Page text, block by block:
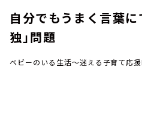
自分でもうまく言葉に
独」問題
ベビーのいる生活～迷える子育て応